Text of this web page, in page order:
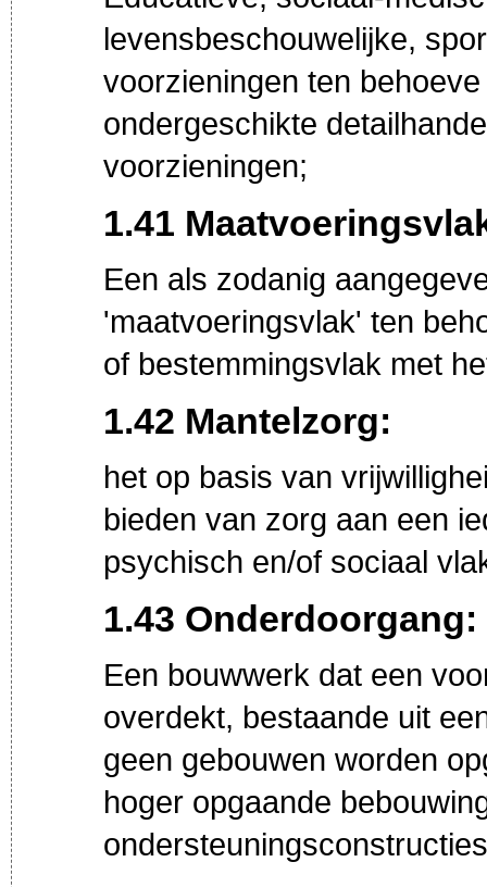
levensbeschouwelijke,
voorzieningen ten
ondergeschikte
voorzieningen;
1.41
Een als zodanig
'maatvoeringsvlak' ten
of bestemmingsvlak met
1.42 Mantelzorg:
het op basis van
bieden van zorg aan een
psychisch en/of sociaal
1.43 Onderdoorgang:
Een bouwwerk dat een
overdekt, bestaande uit
geen gebouwen worden
hoger opgaande